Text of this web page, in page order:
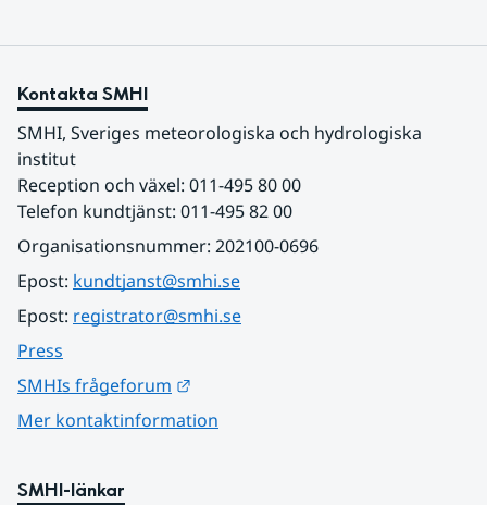
Kontakta SMHI
SMHI, Sveriges meteorologiska och hydrologiska
institut
Reception och växel: 011-495 80 00
Telefon kundtjänst: 011-495 82 00
Organisationsnummer: 202100-0696
Epost: kundtjanst@smhi.se
Epost: registrator@smhi.se
Press
SMHIs frågeforum
Mer kontaktinformation
SMHI-länkar